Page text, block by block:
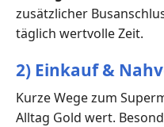
zusätzlicher
täglich wertvolle Zeit.
2) Einkauf &
Kurze Wege zum
Alltag Gold wert.